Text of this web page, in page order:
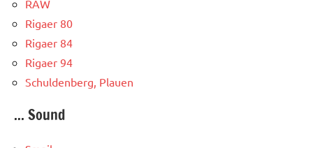
RAW
Rigaer 80
Rigaer 84
Rigaer 94
Schuldenberg, Plauen
... Sound